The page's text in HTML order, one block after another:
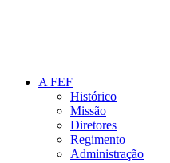
A FEF
Histórico
Missão
Diretores
Regimento
Administração